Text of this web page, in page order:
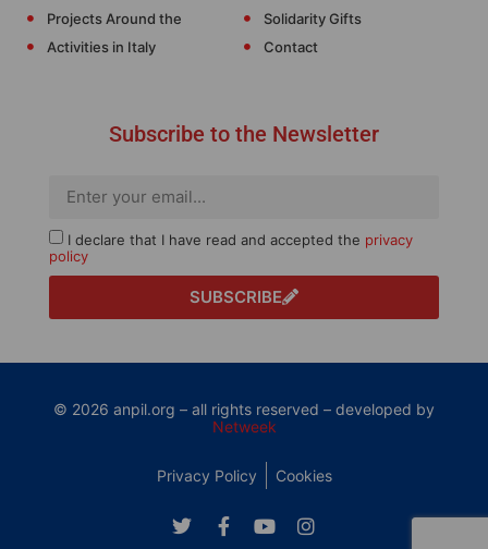
Projects Around the
Activities in Italy
Solidarity Gifts
Contact
Subscribe to the Newsletter
I declare that I have read and accepted the privacy
policy
SUBSCRIBE
© 2026 anpil.org – all rights reserved – developed by
Netweek
Privacy Policy Cookies